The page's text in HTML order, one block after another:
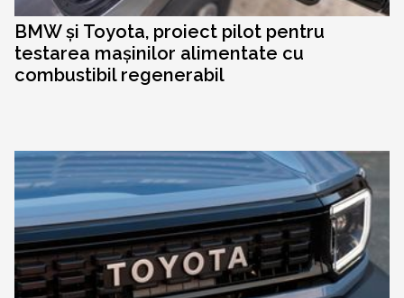
BMW și Toyota, proiect pilot pentru
testarea mașinilor alimentate cu
combustibil regenerabil